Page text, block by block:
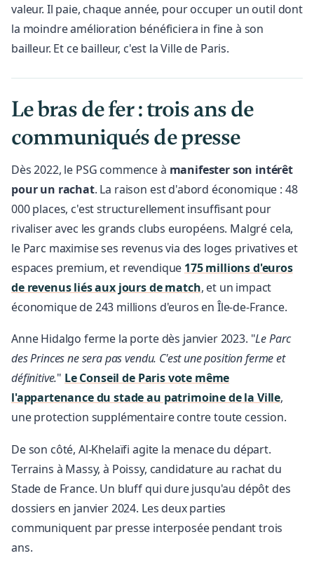
valeur. Il paie, chaque année, pour occuper un outil dont
la moindre amélioration bénéficiera in fine à son
bailleur. Et ce bailleur, c'est la Ville de Paris.
Le bras de fer : trois ans de
communiqués de presse
Dès 2022, le PSG commence à manifester son intérêt
pour un rachat. La raison est d'abord économique : 48
000 places, c'est structurellement insuffisant pour
rivaliser avec les grands clubs européens. Malgré cela,
le Parc maximise ses revenus via des loges privatives et
espaces premium, et revendique 175 millions d'euros
de revenus liés aux jours de match, et un impact
économique de 243 millions d'euros en Île-de-France.
Anne Hidalgo ferme la porte dès janvier 2023. "Le Parc
des Princes ne sera pas vendu. C'est une position ferme et
définitive." Le Conseil de Paris vote même
l'appartenance du stade au patrimoine de la Ville,
une protection supplémentaire contre toute cession.
De son côté, Al-Khelaïfi agite la menace du départ.
Terrains à Massy, à Poissy, candidature au rachat du
Stade de France. Un bluff qui dure jusqu'au dépôt des
dossiers en janvier 2024. Les deux parties
communiquent par presse interposée pendant trois
ans.